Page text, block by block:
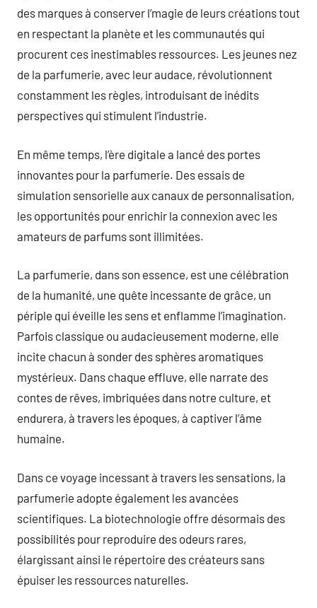
des marques à conserver l’magie de leurs créations tout
en respectant la planète et les communautés qui
procurent ces inestimables ressources. Les jeunes nez
de la parfumerie, avec leur audace, révolutionnent
constamment les règles, introduisant de inédits
perspectives qui stimulent l’industrie.
En même temps, l’ère digitale a lancé des portes
innovantes pour la parfumerie. Des essais de
simulation sensorielle aux canaux de personnalisation,
les opportunités pour enrichir la connexion avec les
amateurs de parfums sont illimitées.
La parfumerie, dans son essence, est une célébration
de la humanité, une quête incessante de grâce, un
périple qui éveille les sens et enflamme l’imagination.
Parfois classique ou audacieusement moderne, elle
incite chacun à sonder des sphères aromatiques
mystérieux. Dans chaque effluve, elle narrate des
contes de rêves, imbriquées dans notre culture, et
endurera, à travers les époques, à captiver l’âme
humaine.
Dans ce voyage incessant à travers les sensations, la
parfumerie adopte également les avancées
scientifiques. La biotechnologie offre désormais des
possibilités pour reproduire des odeurs rares,
élargissant ainsi le répertoire des créateurs sans
épuiser les ressources naturelles.